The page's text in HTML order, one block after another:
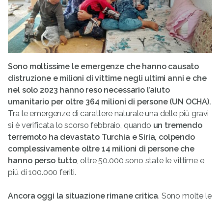
Sono moltissime le emergenze che hanno causato
distruzione e milioni di vittime negli ultimi anni e che
nel solo 2023 hanno reso necessario l’aiuto
umanitario per oltre 364 milioni di persone (UN OCHA).
Tra le emergenze di carattere naturale una delle più gravi
si è verificata lo scorso febbraio, quando un tremendo
terremoto ha devastato Turchia e Siria, colpendo
complessivamente oltre 14 milioni di persone che
hanno perso tutto, oltre 50.000 sono state le vittime e
più di 100.000 feriti.
Ancora oggi la situazione rimane critica. Sono molte le